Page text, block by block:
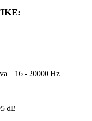
16 - 20000 Hz
dB